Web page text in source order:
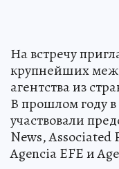
На встречу
крупнейших
агентства из
В прошлом году
участвовали
News, Associated
Agencia EFE и